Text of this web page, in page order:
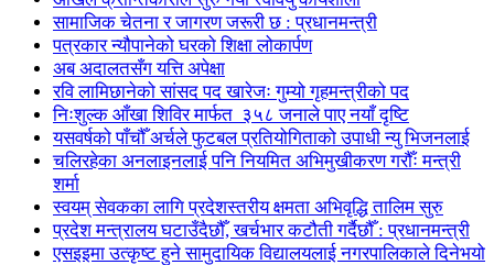
सामाजिक चेतना र जागरण जरूरी छ : प्रधानमन्त्री
पत्रकार न्यौपानेको घरको शिक्षा लोकार्पण
अब अदालतसँग यत्ति अपेक्षा
रवि लामिछानेको सांसद पद खारेजः गुम्यो गृहमन्त्रीको पद
निःशुल्क आँखा शिविर मार्फत ३५८ जनाले पाए नयाँ दृष्टि
यसवर्षको पाँचौँ अर्चले फुटबल प्रतियोगिताको उपाधी न्यु भिजनलाई
चलिरहेका अनलाइनलाई पनि नियमित अभिमुखीकरण गरौँः मन्त्री
शर्मा
स्वयम् सेवकका लागि प्रदेशस्तरीय क्षमता अभिवृद्धि तालिम सुरु
प्रदेश मन्त्रालय घटाउँदैछौँ, खर्चभार कटौती गर्दैछौँ : प्रधानमन्त्री
एसइइमा उत्कृष्ट हुने सामुदायिक विद्यालयलाई नगरपालिकाले दिनेभयो